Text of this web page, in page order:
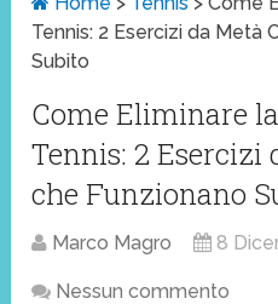
Tennis: 2 Esercizi da Metà
Subito
Come Eliminare
Tennis: 2 Esercizi
che Funzionano
Marco Magro 8
Nessun commento